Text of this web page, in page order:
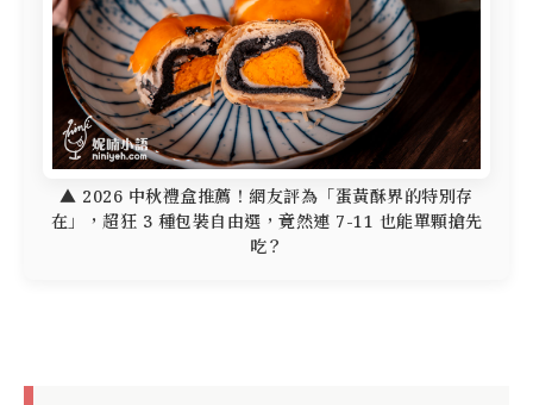
▲ 2026 中秋禮盒推薦！網友評為「蛋黃酥界的特別存
在」，超狂 3 種包裝自由選，竟然連 7-11 也能單顆搶先
吃？